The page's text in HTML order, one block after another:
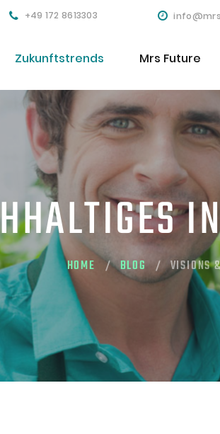
+49 172 8613303
Zukunftstrends Mrs Future
HOME BLOG VISIONS